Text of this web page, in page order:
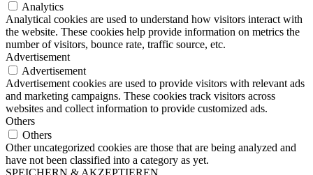
Analytics
Analytical cookies are used to understand how visitors interact with
the website. These cookies help provide information on metrics the
number of visitors, bounce rate, traffic source, etc.
Advertisement
Advertisement
Advertisement cookies are used to provide visitors with relevant ads
and marketing campaigns. These cookies track visitors across
websites and collect information to provide customized ads.
Others
Others
Other uncategorized cookies are those that are being analyzed and
have not been classified into a category as yet.
SPEICHERN & AKZEPTIEREN